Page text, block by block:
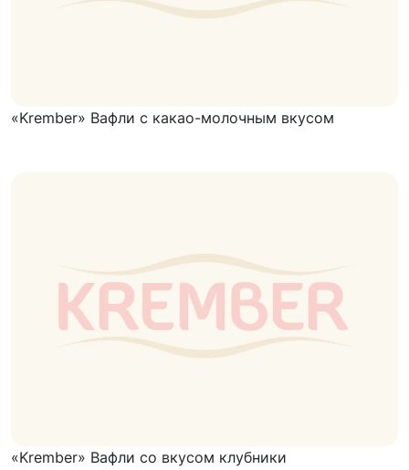
«Krember» Вафли с какао-молочным вкусом
«Krember» Вафли со вкусом клубники